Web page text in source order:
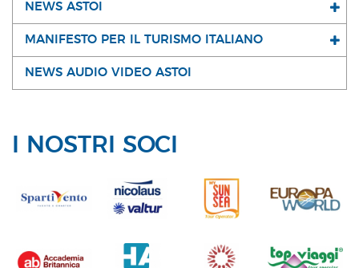
NEWS ASTOI
MANIFESTO PER IL TURISMO ITALIANO
NEWS AUDIO VIDEO ASTOI
I NOSTRI SOCI